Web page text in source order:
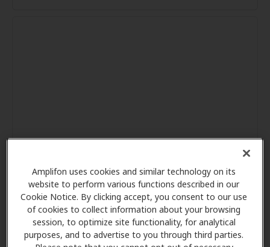
Amplifon uses cookies and similar technology on its
website to perform various functions described in our
Cookie Notice. By clicking accept, you consent to our use
of cookies to collect information about your browsing
session, to optimize site functionality, for analytical
purposes, and to advertise to you through third parties.